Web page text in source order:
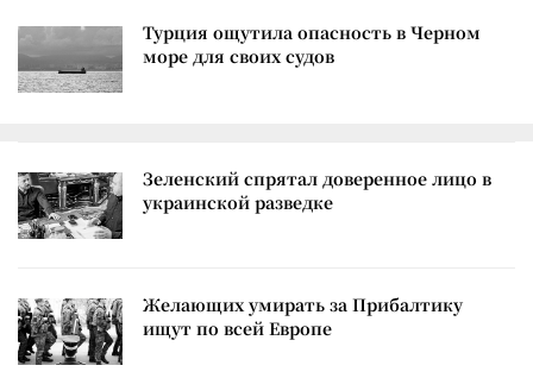
Турция ощутила опасность в Черном
море для своих судов
Зеленский спрятал доверенное лицо в
украинской разведке
Желающих умирать за Прибалтику
ищут по всей Европе